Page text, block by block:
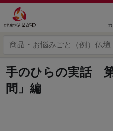
手のひらの実話
問」編